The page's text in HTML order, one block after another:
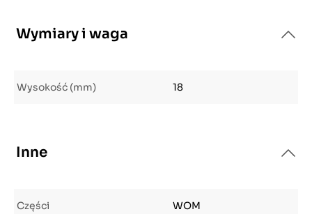
Wymiary i waga
Wysokość (mm) 18
Inne
Części WOM